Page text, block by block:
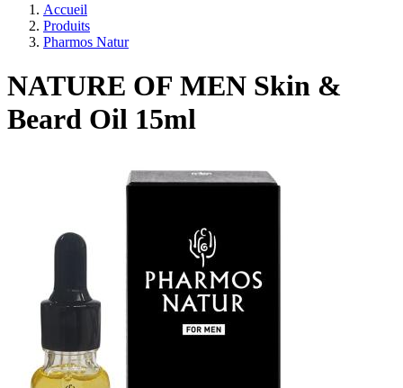
Accueil
Produits
Pharmos Natur
NATURE OF MEN Skin &
Beard Oil 15ml